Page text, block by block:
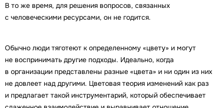
В то же время, для решения вопросов, связанных
с человеческими ресурсами, он не годится.
Обычно люди тяготеют к определенному «цвету» и могут
не воспринимать другие подходы. Идеально, когда
в организации представлены разные «цвета» и ни один из них
не довлеет над другими. Цветовая теория изменений как раз
и предлагает такой инструментарий, который обеспечивает